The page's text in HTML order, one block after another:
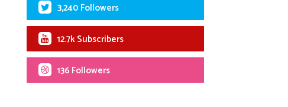
3,240 Followers
12.7k Subscribers
136 Followers